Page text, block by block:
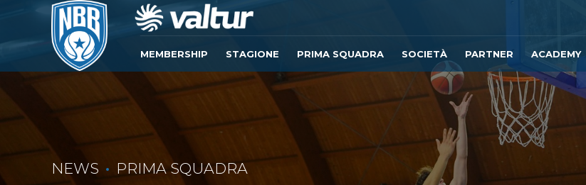
MEMBERSHIP STAGIONE PRIMA SQUADRA SOCIETÀ PARTNER ACADEMY
NEWS PRIMA SQUADRA